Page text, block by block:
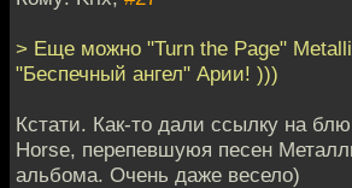
> Еще можно "Turn the Page"
"Беспечный ангел" Арии! )))
Кстати. Как-то дали ссылку на
Horse, перепевшуюя песен
альбома. Очень даже весело)